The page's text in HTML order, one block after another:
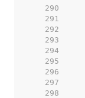
   290
   291
   292
   293
   294
   295
   296
   297
   298